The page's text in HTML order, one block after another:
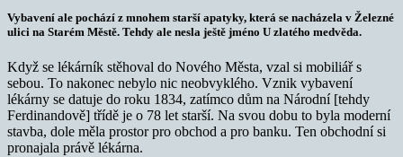
Vybavení ale pochází z mnohem starší apatyky, která se nacházela v Železné
ulici na Starém Městě. Tehdy ale nesla ještě jméno U zlatého medvěda.
Když se lékárník stěhoval do Nového Města, vzal si mobiliář s
sebou. To nakonec nebylo nic neobvyklého. Vznik vybavení
lékárny se datuje do roku 1834, zatímco dům na Národní [tehdy
Ferdinandově] třídě je o 78 let starší. Na svou dobu to byla moderní
stavba, dole měla prostor pro obchod a pro banku. Ten obchodní si
pronajala právě lékárna.